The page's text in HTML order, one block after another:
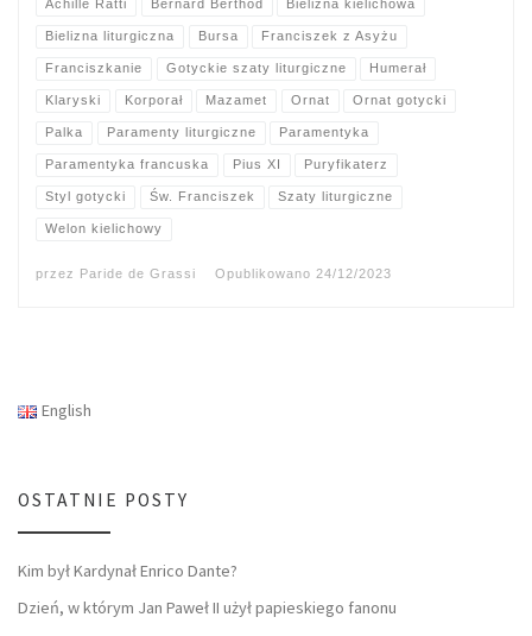
Achille Ratti Bernard Berthod Bielizna kielichowa
Bielizna liturgiczna Bursa Franciszek z Asyżu
Franciszkanie Gotyckie szaty liturgiczne Humerał
Klaryski Korporał Mazamet Ornat Ornat gotycki
Palka Paramenty liturgiczne Paramentyka
Paramentyka francuska Pius XI Puryfikaterz
Styl gotycki Św. Franciszek Szaty liturgiczne
Welon kielichowy
przez Paride de Grassi Opublikowano 24/12/2023
English
OSTATNIE POSTY
Kim był Kardynał Enrico Dante?
Dzień, w którym Jan Paweł II użył papieskiego fanonu